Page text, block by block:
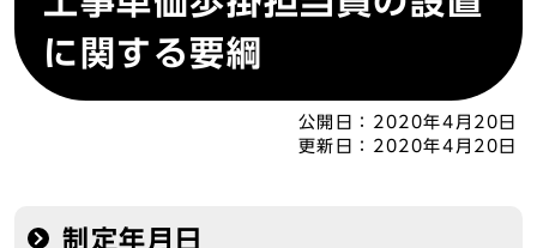
に関する要綱
公開日： 2020年4月20日
更新日： 2020年4月20日
制定年月日